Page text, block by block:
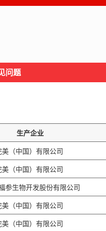
问题
生产企业
美（中国）有限公司
美（中国）有限公司
参生物开发股份有限公司
美（中国）有限公司
美（中国）有限公司